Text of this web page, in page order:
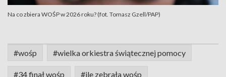
Na co zbiera WOŚP w 2026 roku? (fot. Tomasz Gzell/PAP)
#wośp #wielka orkiestra świątecznej pomocy
#34 finał wośp #ile zebrała wośp